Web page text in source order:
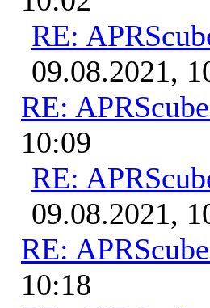
RE:
09.08.2021,
RE:
10:09
RE:
09.08.2021,
RE:
10:18